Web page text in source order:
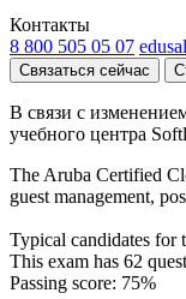
Контакты
8 800 505 05 07
Связаться сейчас
В связи с
учебного центра
The Aruba Certified
guest management,
Typical candidates for
This exam has 62
Passing score: 75%